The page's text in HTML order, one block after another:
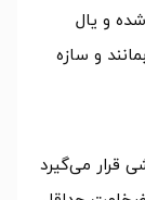
و یال
و سازه
قرار می‌گیرد